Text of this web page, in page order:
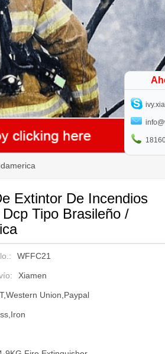
Extintor De Incendios
Tipo Brasileño /
WFFC21
Xiamen
Union,Paypal